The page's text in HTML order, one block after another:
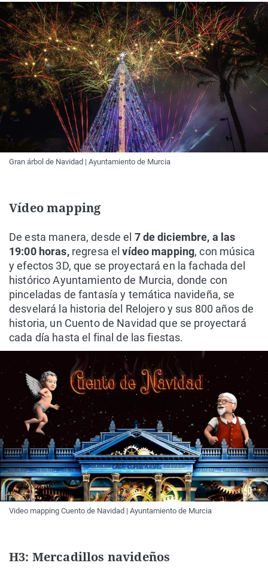
Gran árbol de Navidad | Ayuntamiento de Murcia
Vídeo mapping
De esta manera, desde el 7 de diciembre, a las
19:00 horas,regresa elvídeo mapping, con música
y efectos 3D, que se proyectará en la fachada del
histórico Ayuntamiento de Murcia, donde con
pinceladas de fantasía y temática navideña, se
desvelará la historia del Relojero y sus 800 años de
historia, un Cuento de Navidad que se proyectará
cada día hasta el final de las fiestas.
Video mapping Cuento de Navidad | Ayuntamiento de Murcia
H3: Mercadillos navideños